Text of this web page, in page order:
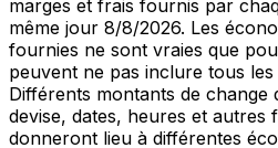
marges et frais fournis par
même jour 8/8/2026. Les
fournies ne sont vraies que
peuvent ne pas inclure tous
Différents montants de change
devise, dates, heures et autres
donneront lieu à différentes